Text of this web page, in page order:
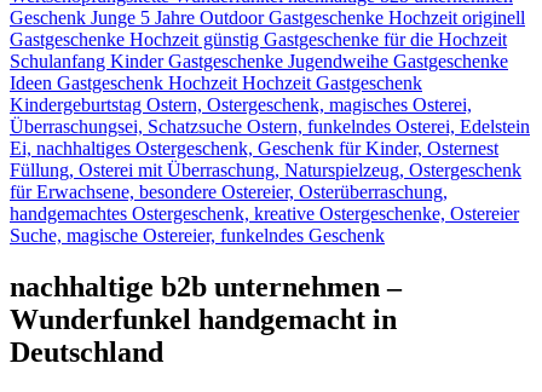
nachhaltige b2b unternehmen –
Wunderfunkel handgemacht in
Deutschland